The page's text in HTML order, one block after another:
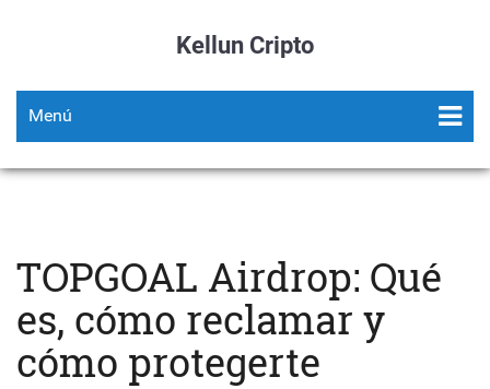
Kellun Cripto
Menú
TOPGOAL Airdrop: Qué
es, cómo reclamar y
cómo protegerte